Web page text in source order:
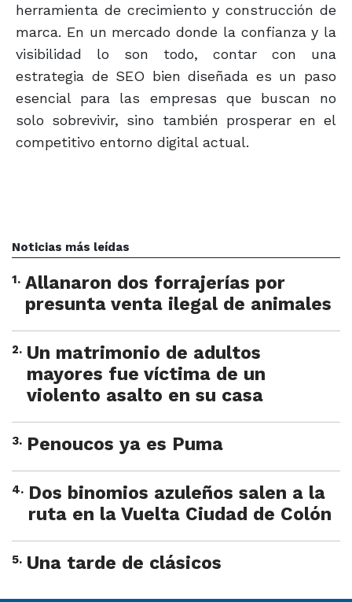
herramienta de crecimiento y construcción de
marca. En un mercado donde la confianza y la
visibilidad lo son todo, contar con una
estrategia de SEO bien diseñada es un paso
esencial para las empresas que buscan no
solo sobrevivir, sino también prosperar en el
competitivo entorno digital actual.
Noticias más leídas
1. Allanaron dos forrajerías por
presunta venta ilegal de animales
2. Un matrimonio de adultos
mayores fue víctima de un
violento asalto en su casa
3. Penoucos ya es Puma
4. Dos binomios azuleños salen a la
ruta en la Vuelta Ciudad de Colón
5. Una tarde de clásicos